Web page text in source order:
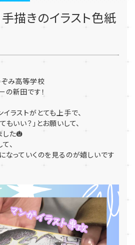
手描きのイラスト色紙
ぞみ高等学校
の新田です！
ラストがとても上手で、
いい？」とお願いして、
した🎃
、
っていくのを見るのが嬉しいです